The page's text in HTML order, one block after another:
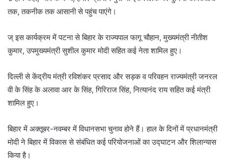
तक, तकनीक तक आसानी से पहुंच पाएंगे।
ज् इस कार्यक्रम में पटना से बिहार के राज्यपाल फागू चौहान, मुख्यमंत्री नीतीश
कुमार, उपमुख्यमंत्री सुशील कुमार मोदी सहित कई नेता शामिल हुए।
दिल्ली से केंद्रीय मंत्री रविशंकर प्रसाद और सड़क व परिवहन राज्यमंत्री जनरल
वी के सिंह के अलावा आर के सिंह, गिरिराज सिंह, नित्यानंद राय सहित कई मंत्री
शामिल हुए।
बिहार में अक्तूबर-नवम्बर में विधानसभा चुनाव होने हैं। हाल के दिनों में प्रधानमंत्री
मोदी ने बिहार में विकास से संबंधित कई परियोजनाओं का उद्घाटन और शिलान्यास
किया है।